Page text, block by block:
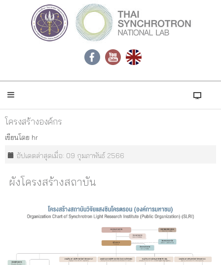
โครงสร้างองค์กร
เขียนโดย hr
อัปเดตล่าสุดเมื่อ: 09 กุมภาพันธ์ 2566
ผังโครงสร้างสถาบัน